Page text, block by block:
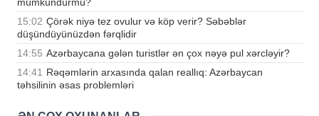
15:02 Çörək niyə tez ovulur və köp verir? Səbəblər
düşündüyünüzdən fərqlidir
14:55 Azərbaycana gələn turistlər ən çox nəyə pul xərcləyir?
14:41 Rəqəmlərin arxasında qalan reallıq: Azərbaycan
təhsilinin əsas problemləri